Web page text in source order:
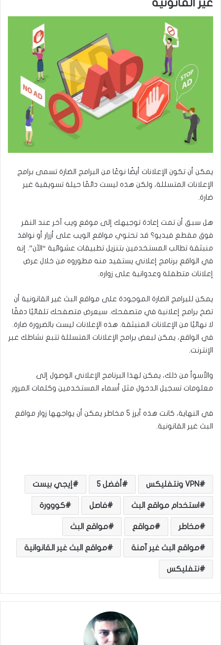
غير القانونية
يمكن أن تكون الإعلانات أيضًا نوعًا من البرامج الضارة تسمى برامج
الإعلانات المتسللة، ولكن هذه ليست دائمًا حيلة تسويقية غير
ضارة.
هل سبق أن تمت إعادة توجيهك إلى موقع ويب آخر عند النقر
فوق مقطع فيديو؟ قد تحتوي مواقع الويب على أزرار أو نوافذ
منبثقة تطالب المستخدمين بتنزيل تطبيقات عشوائية “الآن”. إنه
في الواقع برنامج إعلاني يستفيد منه مطوروه من خلال عرض
إعلانات متطفلة وعدوانية على زواره.
يمكن للبرامج الضارة الموجودة على مواقع البث غير القانونية أن
تضخ برامج إعلانية في متصفحك. سيعرض متصفحك تلقائيًا دفقًا
لا نهائيًا من الإعلانات المنبثقة. هذه الإعلانات ليست بالضرورة ضارة.
في الواقع، يمكن لبعض برامج الإعلانات المتسللة تتبع نشاطك عبر
الإنترنت.
والأسوأ من ذلك، يمكن لهذا البرنامج الإعلاني الوصول إلى
معلومات تسجيل الدخول مثل أسماء المستخدمين وكلمات المرور.
في النهاية، كانت هذه أبرز 5 مخاطر يمكن أن يواجهها زوار مواقع
البث غير القانونية.
VPN ونتفليكس أفضل 5 إيجي بيست
استخدام مواقع البث فاصل كووورة
مخاطر مواقع مواقع البث
مواقع البث غير آمنة مواقع البث غير القانوانية
نتفليكس